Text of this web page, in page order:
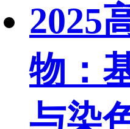
2025
物：
与染